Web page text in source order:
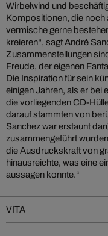
Wirbelwind und
Kompositionen, die noch
vermische gerne
kreieren“, sagt André
Zusammenstellungen
Freude, der eigenen
Die Inspiration für sein
einigen Jahren, als er bei
die vorliegenden CD-
darauf stammten von
Sanchez war erstaunt
zusammengeführt
die Ausdruckskraft von
hinausreichte, was eine
aussagen konnte.“
VITA